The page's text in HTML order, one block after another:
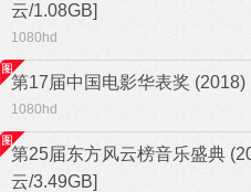
云/1.08GB]
1080hd
第17届中国电影华表奖
1080hd
第25届东方风云榜音乐盛典
云/3.49GB]